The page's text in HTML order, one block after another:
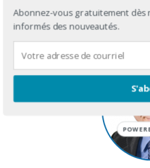
Abonnez-vous gratuitement dès
informés des nouveautés.